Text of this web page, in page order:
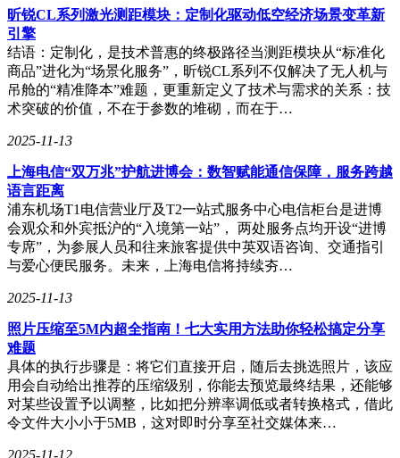
第三大核心需求是运维智能体和数字孪生，以定义自动驾驶无
线网络。运营商正积极将AI技术应用于网络运维，以降低运
维成本。自动驾驶无线网络的快速发展需要站点具备全感知、
软故障自愈和无人化等能力。运维智能体协同RAN数字孪生
系统是实现这一目标的关键技术路径。
5G-A作为当前技术演进的关键节点，正展现出巨大的应用价
值。它不仅在多个基础技术能力方面具备了下一代通信技术的
5G-A的大上行能力对于助力移动AI时代端侧AI应用的发展、
提升沉浸式体验具有关键作用。
在突破低能耗、精准定位和感知技术方面，5G-A无源物联网
已广泛应用于工业生产、仓储物流以及社区管控等多个场景。
5G-A的大上行能力在直播、智慧交通、智慧工业等领域也展
随着AI时代的到来，电信业面临着新的机遇和挑战。5G-A作
为通往未来通信技术的桥梁，不仅在当下展现出巨大潜力，也
为下一代通信技术的到来奠定了基础。华为等科技企业在基础
技术创新方面的持续贡献，将推动通信行业更快拥抱信息爆炸
的AI新时代。
昕锐CL系列激光测距模块：定制化驱动低空经济场景变革新
引擎
结语：定制化，是技术普惠的终极路径当测距模块从“标准化
商品”进化为“场景化服务”，昕锐CL系列不仅解决了无人机与
吊舱的“精准降本”难题，更重新定义了技术与需求的关系：技
术突破的价值，不在于参数的堆砌，而在于…
2025-11-13
上海电信“双万兆”护航进博会：数智赋能通信保障，服务跨越
语言距离
浦东机场T1电信营业厅及T2一站式服务中心电信柜台是进博
会观众和外宾抵沪的“入境第一站”， 两处服务点均开设“进博
专席”，为参展人员和往来旅客提供中英双语咨询、交通指引
与爱心便民服务。未来，上海电信将持续夯…
2025-11-13
照片压缩至5M内超全指南！七大实用方法助你轻松搞定分享
难题
具体的执行步骤是：将它们直接开启，随后去挑选照片，该应
用会自动给出推荐的压缩级别，你能去预览最终结果，还能够
对某些设置予以调整，比如把分辨率调低或者转换格式，借此
令文件大小小于5MB，这对即时分享至社交媒体来…
2025-11-12